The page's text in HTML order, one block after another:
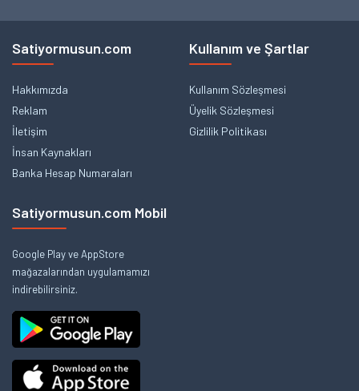
Satiyormusun.com
Hakkımızda
Reklam
İletişim
İnsan Kaynakları
Banka Hesap Numaraları
Kullanım ve Şartlar
Kullanım Sözleşmesi
Üyelik Sözleşmesi
Gizlilik Politikası
Satiyormusun.com Mobil
Google Play ve AppStore
mağazalarından uygulamamızı
indirebilirsiniz.